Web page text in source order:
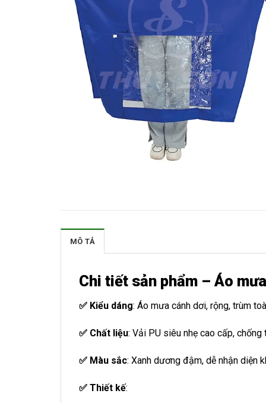
MÔ TẢ
Chi tiết sản phẩm – Áo
✅ Kiểu dáng: Áo mưa cánh dơi, rộng, trùm
✅ Chất liệu: Vải PU siêu nhẹ cao cấp,
✅ Màu sắc: Xanh dương đậm, dễ nhận diện
✅ Thiết kế: